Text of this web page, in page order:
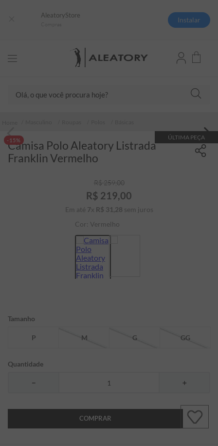
AleatoryStore
Instalar
ÚLTIMA PEÇA
-15%
Camisa Polo Aleatory Listrada
Franklin Vermelho
R$ 259,00
R$ 219,00
Em até 7x R$ 31 ,28 sem juros
Cor: Vermelho
Tamanho
P M G GG
Quantidade
＋
－
COMPRAR
camisas polo
2
camiseta listrada
4 º
5º
camiseta
6º
pima